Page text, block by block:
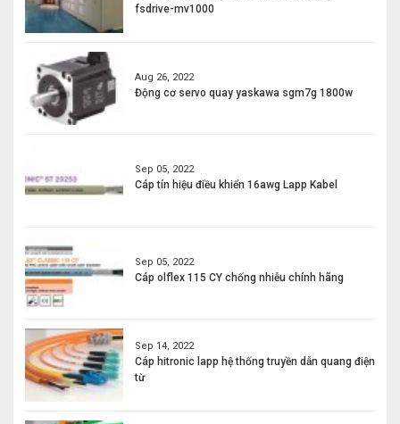
fsdrive-mv1000
Aug 26, 2022
Động cơ servo quay yaskawa sgm7g 1800w
Sep 05, 2022
Cáp tín hiệu điều khiển 16awg Lapp Kabel
Sep 05, 2022
Cáp olflex 115 CY chống nhiễu chính hãng
Sep 14, 2022
Cáp hitronic lapp hệ thống truyền dẫn quang điện
từ